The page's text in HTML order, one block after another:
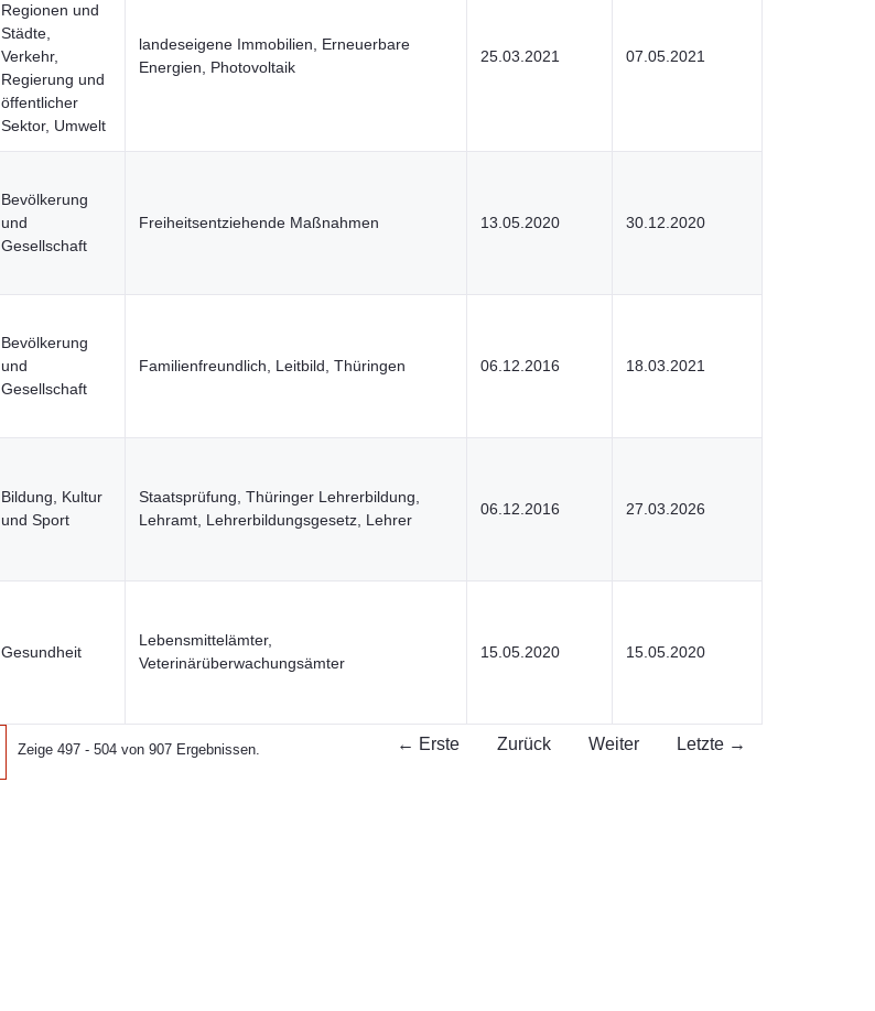
Regionen und
Städte,
Verkehr,
Regierung und
öffentlicher
Sektor, Umwelt
landeseigene Immobilien, Erneuerbare
Energien, Photovoltaik
25.03.2021 07.05.2021
Bevölkerung
und
Gesellschaft
Freiheitsentziehende Maßnahmen 13.05.2020 30.12.2020
Bevölkerung
und
Gesellschaft
Familienfreundlich, Leitbild, Thüringen 06.12.2016 18.03.2021
Bildung, Kultur
und Sport
Staatsprüfung, Thüringer Lehrerbildung,
Lehramt, Lehrerbildungsgesetz, Lehrer
06.12.2016 27.03.2026
Gesundheit
Lebensmittelämter,
Veterinärüberwachungsämter
15.05.2020 15.05.2020
Zeige 497 - 504 von 907 Ergebnissen. ← Erste Zurück Weiter Letzte →